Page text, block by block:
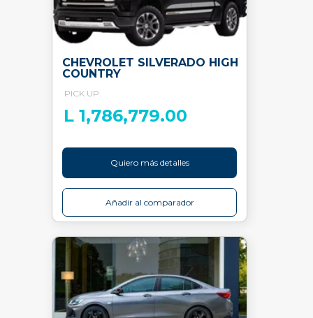
CHEVROLET SILVERADO HIGH
COUNTRY
PICK UP
L 1,786,779.00
Quiero más detalles
Añadir al comparador